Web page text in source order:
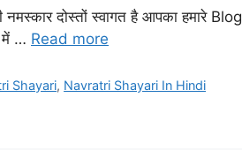
दोस्तों स्वागत है आपका हमारे Blog
में … Read more
Shayari, Navratri Shayari In Hindi